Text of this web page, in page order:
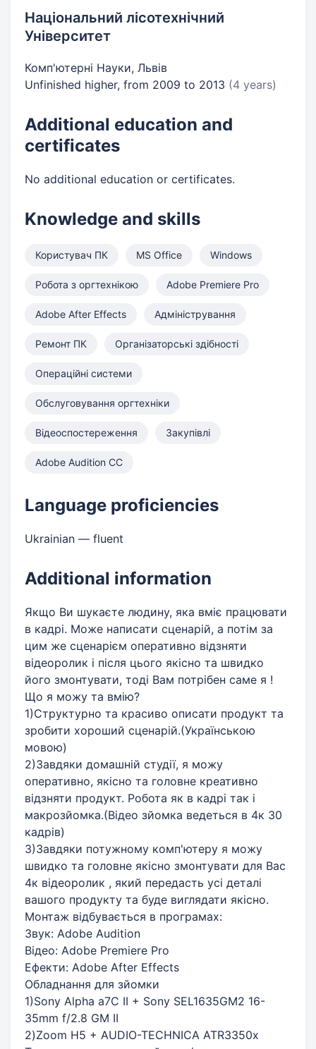
Національний лісотехнічний
Університет
Комп'ютерні Науки, Львів
Unfinished higher, from 2009 to 2013 (4 years)
Additional education and
certificates
No additional education or certificates.
Knowledge and skills
Користувач ПК MS Office Windows
Робота з оргтехнікою Adobe Premiere Pro
Adobe After Effects Адміністрування
Ремонт ПК Організаторські здібності
Операційні системи
Обслуговування оргтехніки
Відеоспостереження Закупівлі
Adobe Audition CC
Language proficiencies
Ukrainian — fluent
Additional information
Якщо Ви шукаєте людину, яка вміє працювати
в кадрі. Може написати сценарій, а потім за
цим же сценарієм оперативно відзняти
відеоролик і після цього якісно та швидко
його змонтувати, тоді Вам потрібен саме я !
Що я можу та вмію?
1)Структурно та красиво описати продукт та
зробити хороший сценарій.(Українською
мовою)
2)Завдяки домашній студії, я можу
оперативно, якісно та головне креативно
відзняти продукт. Робота як в кадрі так і
макрозйомка.(Відео зйомка ведеться в 4к 30
кадрів)
3)Завдяки потужному комп'ютеру я можу
швидко та головне якісно змонтувати для Вас
4к відеоролик , який передасть усі деталі
вашого продукту та буде виглядати якісно.
Монтаж відбувається в програмах:
Звук: Adobe Audition
Відео: Adobe Premiere Pro
Ефекти: Adobe After Effects
Обладнання для зйомки
1)Sony Alpha a7C II + Sony SEL1635GM2 16-
35mm f/2.8 GM II
2)Zoom H5 + AUDIO-TECHNICA ATR3350x